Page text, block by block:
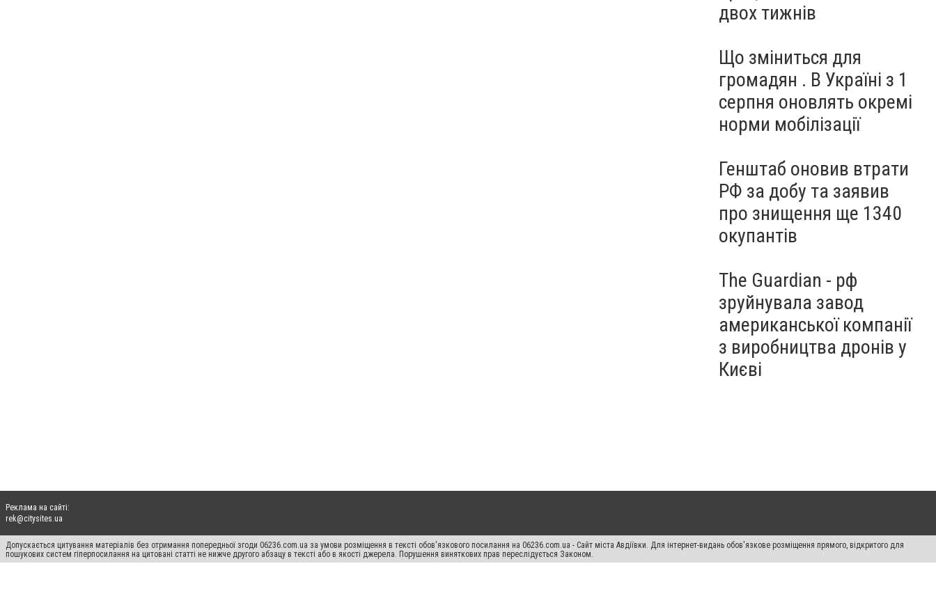
двох тижнів
Що зміниться для
громадян . В Україні з 1
серпня оновлять окремі
норми мобілізації
Генштаб оновив втрати
РФ за добу та заявив
про знищення ще 1340
окупантів
The Guardian - рф
зруйнувала завод
американської компанії
з виробництва дронів у
Києві
Реклама на сайті:
rek@citysites.ua
Допускається цитування матеріалів без отримання попередньої згоди 06236.com.ua за умови розміщення в тексті обов'язкового посилання на 06236.com.ua - Сайт міста Авдіївки. Для інтернет-видань обов'язкове розміщення прямого, відкритого для
пошукових систем гіперпосилання на цитовані статті не нижче другого абзацу в тексті або в якості джерела. Порушення виняткових прав переслідується Законом.